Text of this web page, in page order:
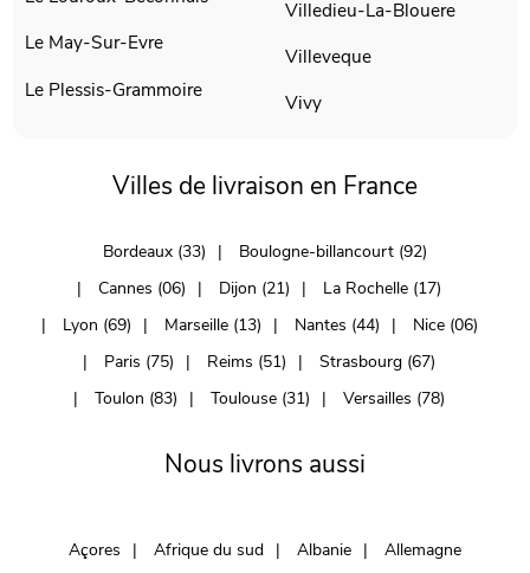
Le May-Sur-Evre
Le Plessis-Grammoire
Villedieu-La-Blouere
Villeveque
Vivy
Villes de livraison en France
Bordeaux (33)
Boulogne-billancourt (92)
Cannes (06)
Dijon (21)
La Rochelle (17)
Lyon (69)
Marseille (13) Nantes (44)
Nice (06)
Paris (75)
Reims (51)
Strasbourg (67)
Toulon (83)
Toulouse (31) Versailles (78)
Nous livrons aussi
Açores Afrique du sud Albanie
Allemagne